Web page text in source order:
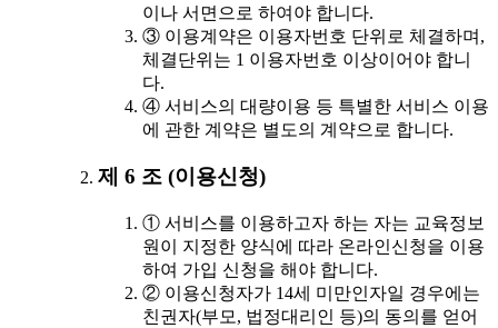
이나 서면으로 하여야 합니다.
③ 이용계약은 이용자번호 단위로 체결하며,
체결단위는 1 이용자번호 이상이어야 합니
다.
④ 서비스의 대량이용 등 특별한 서비스 이용
에 관한 계약은 별도의 계약으로 합니다.
제 6 조 (이용신청)
① 서비스를 이용하고자 하는 자는 교육정보
원이 지정한 양식에 따라 온라인신청을 이용
하여 가입 신청을 해야 합니다.
② 이용신청자가 14세 미만인자일 경우에는
친권자(부모, 법정대리인 등)의 동의를 얻어